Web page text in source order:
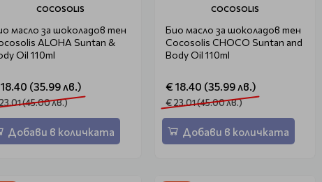
COCOSOLIS
масло за шоколадов тен
ALOHA Suntan &
Oil 110ml
(35.99 лв.)
(45.00 лв.)
Добави в количката
COCOSOLIS
Био масло за шоколадов тен
Cocosolis CHOCO Suntan and
Body Oil 110ml
€ 18.40 (35.99 лв.)
€ 23.01 (45.00 лв.)
Добави в количката